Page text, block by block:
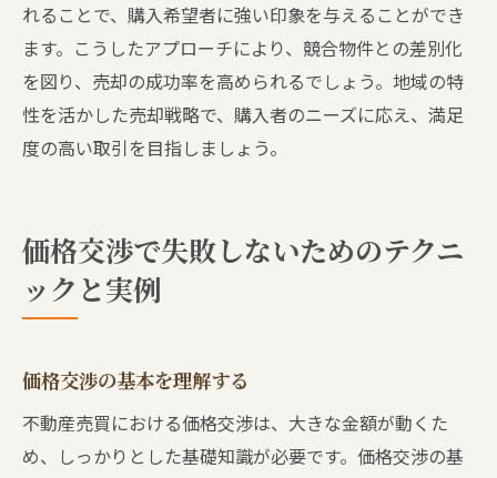
れることで、購入希望者に強い印象を与えることができ
ます。こうしたアプローチにより、競合物件との差別化
を図り、売却の成功率を高められるでしょう。地域の特
性を活かした売却戦略で、購入者のニーズに応え、満足
度の高い取引を目指しましょう。
価格交渉で失敗しないためのテクニ
ックと実例
価格交渉の基本を理解する
不動産売買における価格交渉は、大きな金額が動くた
め、しっかりとした基礎知識が必要です。価格交渉の基